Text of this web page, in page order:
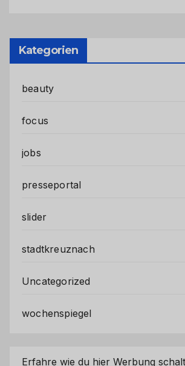
Kategorien
beauty
focus
jobs
presseportal
slider
stadtkreuznach
Uncategorized
wochenspiegel
Erfahre wie du hier Werbung